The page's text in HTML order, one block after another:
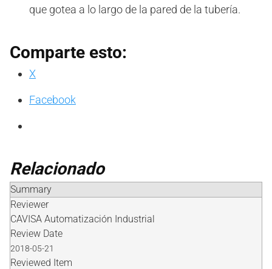
que gotea a lo largo de la pared de la tubería.
Comparte esto:
X
Facebook
Relacionado
Summary
Reviewer
CAVISA Automatización Industrial
Review Date
2018-05-21
Reviewed Item